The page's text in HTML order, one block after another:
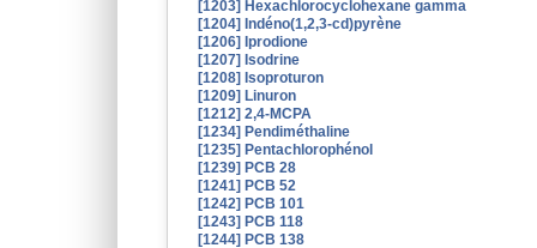
[1203] Hexachlorocyclohexane gamma
[1204] Indéno(1,2,3-cd)pyrène
[1206] Iprodione
[1207] Isodrine
[1208] Isoproturon
[1209] Linuron
[1212] 2,4-MCPA
[1234] Pendiméthaline
[1235] Pentachlorophénol
[1239] PCB 28
[1241] PCB 52
[1242] PCB 101
[1243] PCB 118
[1244] PCB 138